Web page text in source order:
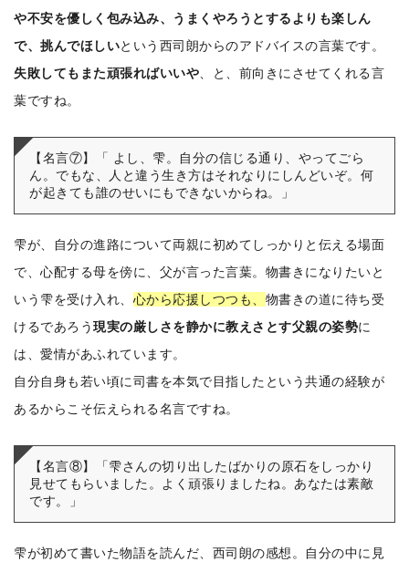
や不安を優しく包み込み、うまくやろうとするよりも楽しん
で、挑んでほしいという西司朗からのアドバイスの言葉です。
失敗してもまた頑張ればいいや、と、前向きにさせてくれる言
葉ですね。
【名言⑦】「 よし、雫。自分の信じる通り、やってごら
ん。でもな、人と違う生き方はそれなりにしんどいぞ。何
が起きても誰のせいにもできないからね。」
雫が、自分の進路について両親に初めてしっかりと伝える場面
で、心配する母を傍に、父が言った言葉。物書きになりたいと
いう雫を受け入れ、 心から応援しつつも、 物書きの道に待ち受
けるであろう現実の厳しさを静かに教えさとす父親の姿勢に
は、愛情があふれています。
自分自身も若い頃に司書を本気で目指したという共通の経験が
あるからこそ伝えられる名言ですね。
【名言⑧】「雫さんの切り出したばかりの原石をしっかり
見せてもらいました。よく頑張りましたね。あなたは素敵
です。」
雫が初めて書いた物語を読んだ、西司朗の感想。自分の中に見